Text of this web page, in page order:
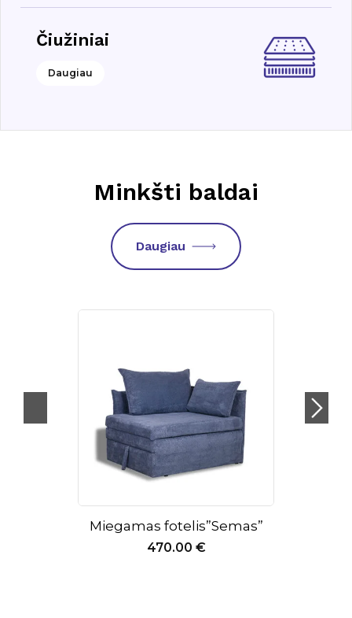
Čiužiniai
Daugiau
Minkšti baldai
Daugiau
Miegamas fotelis”Semas”
470.00 €